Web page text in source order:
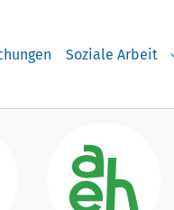
Soziale Arbeit